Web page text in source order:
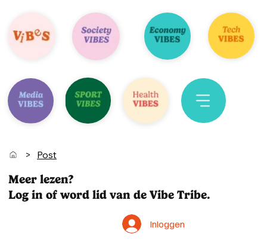
> Post
Meer lezen?
Log in of word lid van de Vibe Tribe.
Inloggen